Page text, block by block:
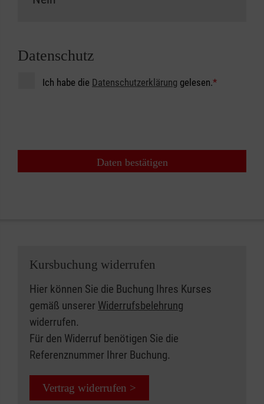
Datenschutz
Ich habe die Datenschutzerklärung gelesen.*
Daten bestätigen
Kursbuchung widerrufen
Hier können Sie die Buchung Ihres Kurses
gemäß unserer Widerrufsbelehrung
widerrufen.
Für den Widerruf benötigen Sie die
Referenznummer Ihrer Buchung.
Vertrag widerrufen >